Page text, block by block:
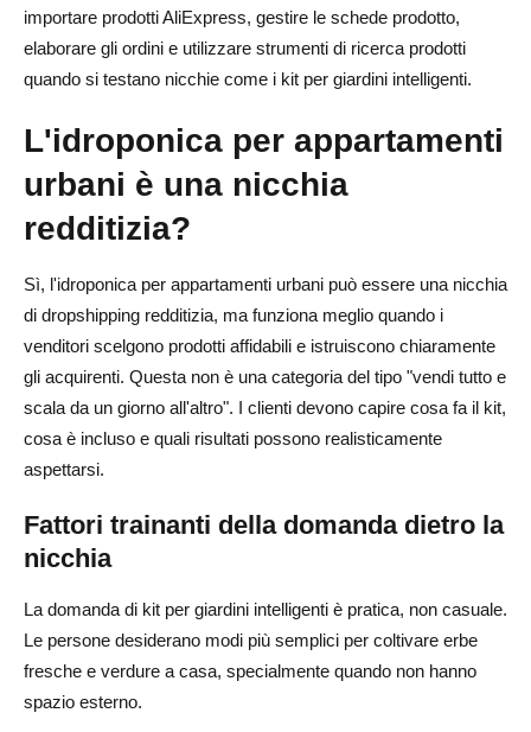
importare prodotti AliExpress, gestire le schede prodotto,
elaborare gli ordini e utilizzare strumenti di ricerca prodotti
quando si testano nicchie come i kit per giardini intelligenti.
L'idroponica per appartamenti
urbani è una nicchia
redditizia?
Sì, l'idroponica per appartamenti urbani può essere una nicchia
di dropshipping redditizia, ma funziona meglio quando i
venditori scelgono prodotti affidabili e istruiscono chiaramente
gli acquirenti. Questa non è una categoria del tipo "vendi tutto e
scala da un giorno all'altro". I clienti devono capire cosa fa il kit,
cosa è incluso e quali risultati possono realisticamente
aspettarsi.
Fattori trainanti della domanda dietro la
nicchia
La domanda di kit per giardini intelligenti è pratica, non casuale.
Le persone desiderano modi più semplici per coltivare erbe
fresche e verdure a casa, specialmente quando non hanno
spazio esterno.